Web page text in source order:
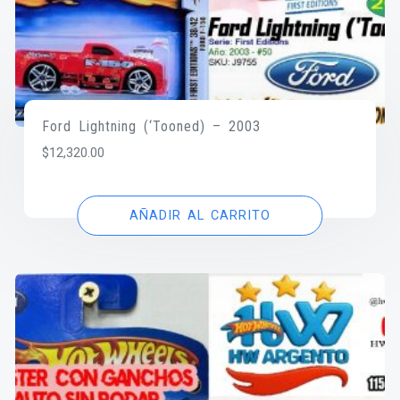
Ford Lightning (‘Tooned) – 2003
$12,320.00
AÑADIR AL CARRITO